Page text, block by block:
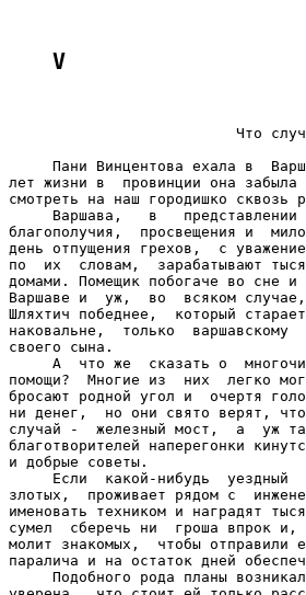
V
Что
Пани Винцентова ехала в
лет жизни в  провинции она забыла
смотреть на наш городишко сквозь
Варшава,   в
благополучия,  просвещения и
день отпущения грехов,  с
по  их  словам,  зарабатывают
домами. Помещик побогаче во сне
Варшаве и  уж,  во  всяком
Шляхтич победнее,  который
наковальне,  только  варшавскому
своего сына.
А  что же  сказать о
помощи?  Многие из  них  легко
бросают родной угол и  очертя
ни денег,  но они свято верят,
случай -  железный мост,  а  уж
благотворителей наперегонки
и добрые советы.
Если  какой-нибудь  уездный
злотых,  проживает рядом с
именовать техником и наградят
сумел  сберечь ни  гроша впрок и,
молит знакомых,  чтобы
паралича и на остаток дней
Подобного рода планы